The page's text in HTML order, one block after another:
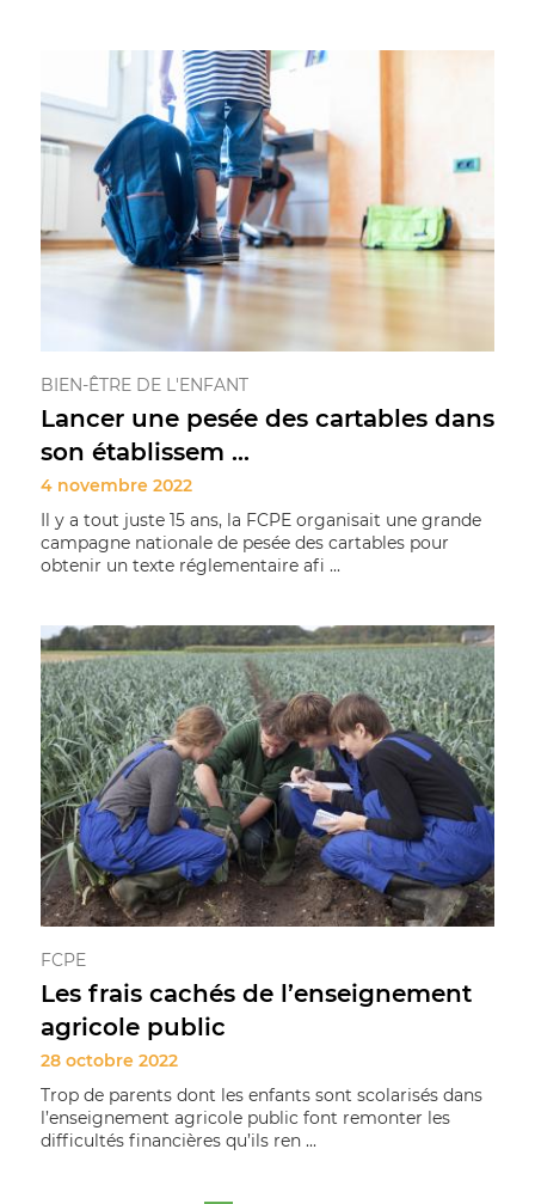
BIEN-ÊTRE DE L'ENFANT
Lancer une pesée des cartables dans
son établissem ...
4 novembre 2022
Il y a tout juste 15 ans, la FCPE organisait une grande
campagne nationale de pesée des cartables pour
obtenir un texte réglementaire afi ...
FCPE
Les frais cachés de l’enseignement
agricole public
28 octobre 2022
Trop de parents dont les enfants sont scolarisés dans
l’enseignement agricole public font remonter les
difficultés financières qu’ils ren ...